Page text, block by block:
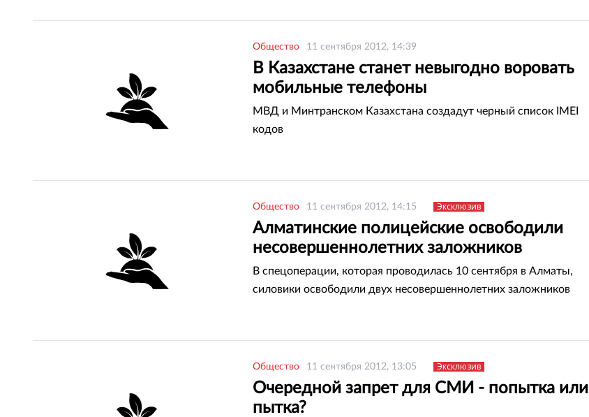
Общество 11 сентября 2012, 14:39
В Казахстане станет невыгодно воровать
мобильные телефоны
МВД и Минтранском Казахстана создадут черный список IMEI
кодов
Общество 11 сентября 2012, 14:15 Эксклюзив
Алматинские полицейские освободили
несовершеннолетних заложников
В спецоперации, которая проводилась 10 сентября в Алматы,
силовики освободили двух несовершеннолетних заложников
Общество 11 сентября 2012, 13:05 Эксклюзив
Очередной запрет для СМИ - попытка или
пытка?